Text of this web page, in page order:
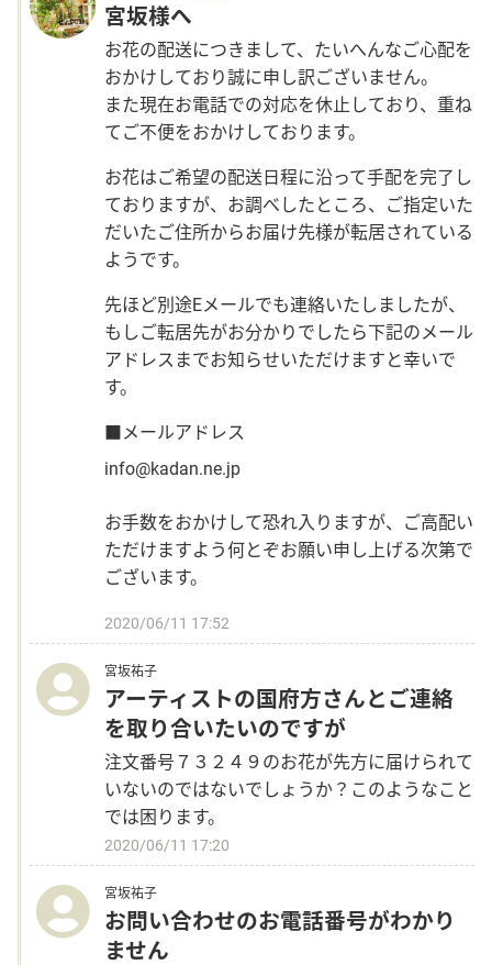
日本語
English
宮坂様へ
お花の配送につきまして、たいへんなご心配を
おかけしており誠に申し訳ございません。
また現在お電話での対応を休止しており、重ね
てご不便をおかけしております。
お花はご希望の配送日程に沿って手配を完了し
ておりますが、お調べしたところ、ご指定いた
だいたご住所からお届け先様が転居されている
ようです。
先ほど別途Eメールでも連絡いたしましたが、
もしご転居先がお分かりでしたら下記のメール
アドレスまでお知らせいただけますと幸いで
す。
■メールアドレス
info@kadan.ne.jp
お手数をおかけして恐れ入りますが、ご高配い
ただけますよう何とぞお願い申し上げる次第で
ございます。
2020/06/11 17:52
宮坂祐子
アーティストの国府方さんとご連絡
を取り合いたいのですが
注文番号７３２４９のお花が先方に届けられて
いないのではないでしょうか？このようなこと
では困ります。
2020/06/11 17:20
宮坂祐子
お問い合わせのお電話番号がわかり
ません